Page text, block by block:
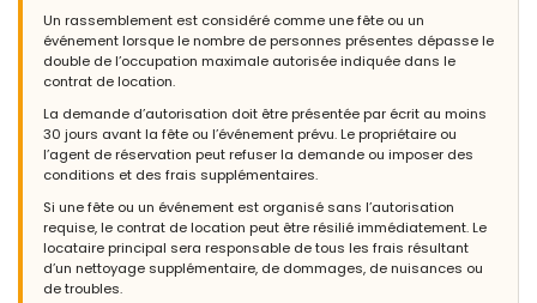
Un rassemblement est considéré comme une fête ou un
événement lorsque le nombre de personnes présentes dépasse le
double de l’occupation maximale autorisée indiquée dans le
contrat de location.
La demande d’autorisation doit être présentée par écrit au moins
30 jours avant la fête ou l’événement prévu. Le propriétaire ou
l’agent de réservation peut refuser la demande ou imposer des
conditions et des frais supplémentaires.
Si une fête ou un événement est organisé sans l’autorisation
requise, le contrat de location peut être résilié immédiatement. Le
locataire principal sera responsable de tous les frais résultant
d’un nettoyage supplémentaire, de dommages, de nuisances ou
de troubles.